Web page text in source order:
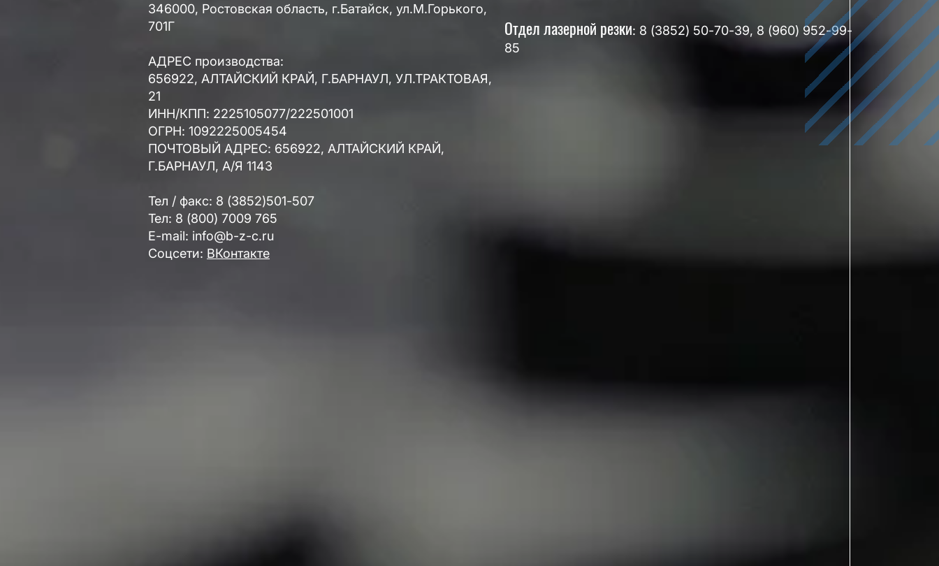
346000, Ростовская область, г.Батайск, ул.М.Горького,
701Г
АДРЕС производства:
656922, АЛТАЙСКИЙ КРАЙ, Г.БАРНАУЛ, УЛ.ТРАКТОВАЯ,
21
ИНН/КПП: 2225105077/222501001
ОГРН: 1092225005454
ПОЧТОВЫЙ АДРЕС: 656922, АЛТАЙСКИЙ КРАЙ,
Г.БАРНАУЛ, А/Я 1143
Тел / факс: 8 (3852)501-507
Тел: 8 (800) 7009 765
E-mail: info@b-z-c.ru
Соцсети: ВКонтакте
Отдел лазерной резки: 8 (3852) 50-70-39, 8 (960) 952-99-
85